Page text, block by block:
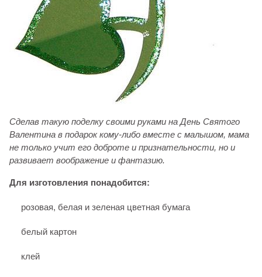
Сделав такую поделку своими руками на День Святого
Валентина в подарок кому-либо вместе с малышом, мама
не только учит его доброте и признательности, но и
развивает воображение и фантазию.
Для изготовления понадобится:
розовая, белая и зеленая цветная бумага
белый картон
клей